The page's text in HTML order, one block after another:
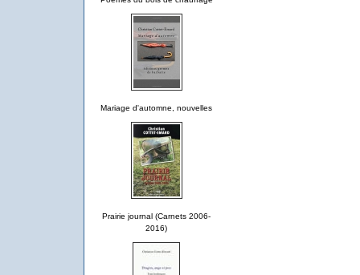
Mariage d'automne, nouvelles
Prairie journal (Carnets 2006-
2016)